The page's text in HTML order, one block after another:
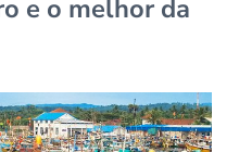
e o melhor da